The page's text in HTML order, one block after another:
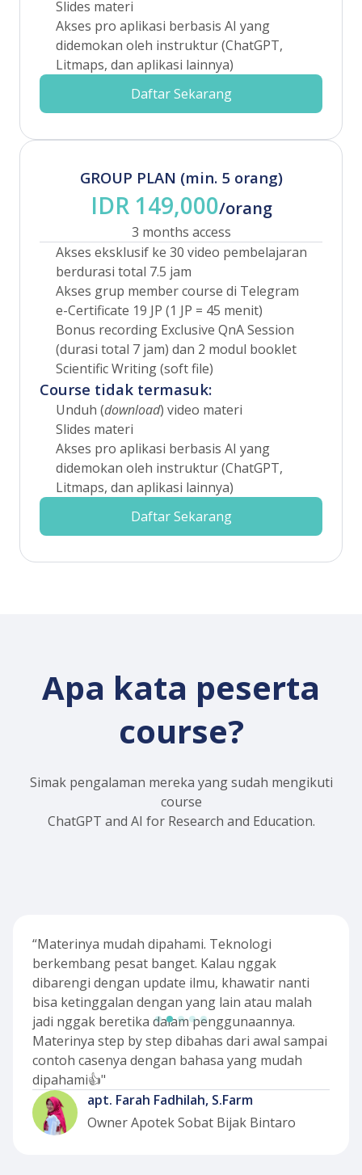
Slides materi
Akses pro aplikasi berbasis AI yang
didemokan oleh instruktur (ChatGPT,
Litmaps, dan aplikasi lainnya)
Daftar Sekarang
GROUP PLAN (min. 5 orang)
IDR 149,000/orang
3 months access
Akses eksklusif ke 30 video pembelajaran
berdurasi total 7.5 jam
Akses grup member course di Telegram
e-Certificate 19 JP (1 JP = 45 menit)
Bonus recording Exclusive QnA Session
(durasi total 7 jam) dan 2 modul booklet
Scientific Writing (soft file)
Course tidak termasuk:
Unduh (download) video materi
Slides materi
Akses pro aplikasi berbasis AI yang
didemokan oleh instruktur (ChatGPT,
Litmaps, dan aplikasi lainnya)
Daftar Sekarang
Apa kata peserta
course?
Simak pengalaman mereka yang sudah mengikuti
course
ChatGPT and AI for Research and Education.
“Materinya mudah dipahami. Teknologi
berkembang pesat banget. Kalau nggak
dibarengi dengan update ilmu, khawatir nanti
bisa ketinggalan dengan yang lain atau malah
jadi nggak beretika dalam penggunaannya.
Materinya step by step dibahas dari awal sampai
contoh casenya dengan bahasa yang mudah
dipahami👍"
apt. Farah Fadhilah, S.Farm
Owner Apotek Sobat Bijak Bintaro